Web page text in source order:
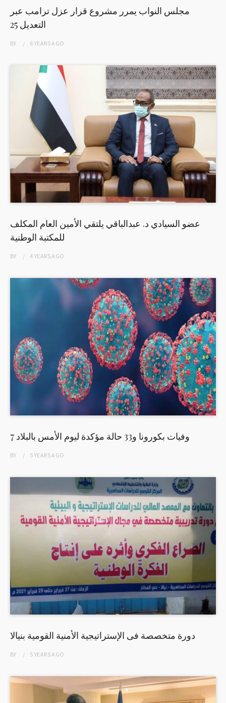
مجلس النواب يمرر مشروع قرار عزل ترامب عبر
التعديل 25
BY 6 YEARSAGO
عضو السيادي د. عبدالباقي يلتقي الأمين العام المكلف
للمكتبة الوطنية
BY 4 YEARSAGO
7 وفيات بكورونا و33 حالة مؤكدة ليوم الأمس بالبلاد
BY 5 YEARSAGO
دورة متخصصة فى الإستراتيجية الأمنية القومية بنيالا
BY 5 YEARSAGO